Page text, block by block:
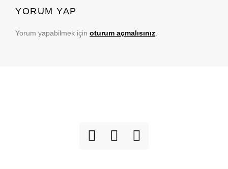
YORUM YAP
Yorum yapabilmek için oturum açmalısınız